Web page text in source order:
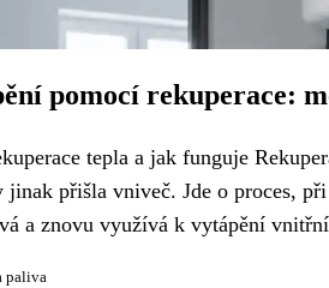
pomocí rekuperace:
tepla a jak funguje
jinak přišla vniveč. Jde o proces,
a znovu využívá k vytápění
paliva